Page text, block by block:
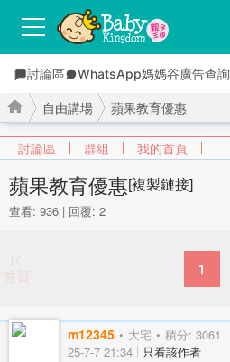
討論區 WhatsApp媽媽谷廣告查詢
討論區 群組 我的首頁
›
自由講場
›
蘋果教育優惠
查看: 936 | 回覆: 2
蘋果教育優惠[複製鏈接]
首頁 1
m12345 大宅 積分: 3061
25-7-7 21:34 只看該作者